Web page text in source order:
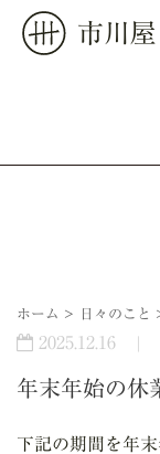
市川屋
ホーム > 日々のこと
2025.12.16
年末年始の休
下記の期間を年